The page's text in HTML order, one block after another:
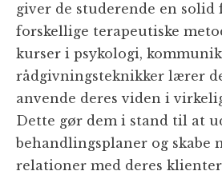
giver de studerende en solid
forskellige terapeutiske
kurser i psykologi,
rådgivningsteknikker lærer
anvende deres viden i
Dette gør dem i stand til at
behandlingsplaner og skabe
relationer med deres